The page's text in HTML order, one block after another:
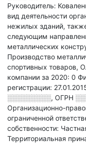
Руководитель:
вид деятельности
нежилых зданий,
следующим
металлических
Производство
спортивных товаров, О.
компании за 2020: 0
регистрации:
░░░░░░░░░, ОГРН
Организационно-
ограниченной
собственности:
Территориальная